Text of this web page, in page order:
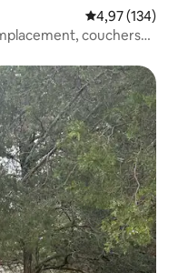
Note
4,97 (134)
couchers